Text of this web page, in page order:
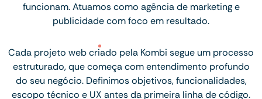
funcionam. Atuamos como agência de marketing e
publicidade com foco em resultado.
Cada projeto web criado pela Kombi segue um processo
estruturado, que começa com entendimento profundo
do seu negócio. Definimos objetivos, funcionalidades,
escopo técnico e UX antes da primeira linha de código.